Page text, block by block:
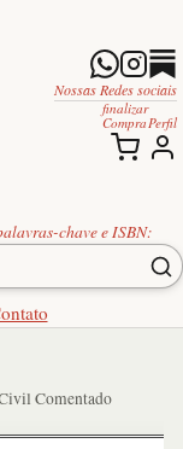
chave e ISBN:
Nossas Redes sociais
finalizar
Compra Perfil
Comentado